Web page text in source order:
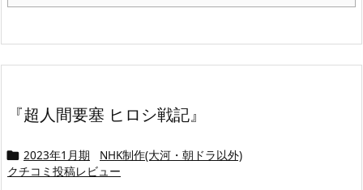
『超人間要塞 ヒロシ戦記』
 2023年1月期
NHK制作(大河・朝ドラ以外)
クチコミ投稿レビュー